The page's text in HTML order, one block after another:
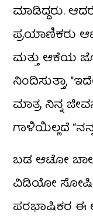
ಮಾಡಿದ್ದರು.
ಪ್ರಯಾಣಿಕರು
ಮತ್ತು ಆಕೆಯ
ನಿಂದಿಸುತ್ತಾ,
ಮಾತ್ರ ನಿನ್ನ
ಗಾಳಿಯಿಲ್ಲದೆ
ಬಡ ಆಟೋ
ವಿಡಿಯೋ ಸೋಷಿಯಲ್
ಪರಭಾಷಿಕರ ಈ